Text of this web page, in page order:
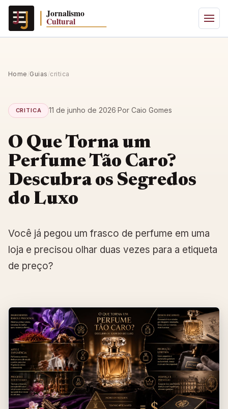
Home /Guias /critica
CRITICA 11 de junho de 2026·Por Caio Gomes
O Que Torna um
Perfume Tão Caro?
Descubra os Segredos
do Luxo
Você já pegou um frasco de perfume em uma
loja e precisou olhar duas vezes para a etiqueta
de preço?